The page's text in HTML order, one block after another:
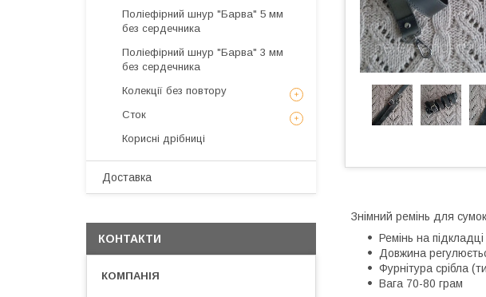
Знімний ремінь для
Ремінь на
Довжина
Фурнітура срібла
Вага 70-80 грам
Поліефірний шнур "Барва" 5 мм
без сердечника
Поліефірний шнур "Барва" 3 мм
без сердечника
Колекції без повтору
Сток
Корисні дрібниці
Доставка
КОНТАКТИ